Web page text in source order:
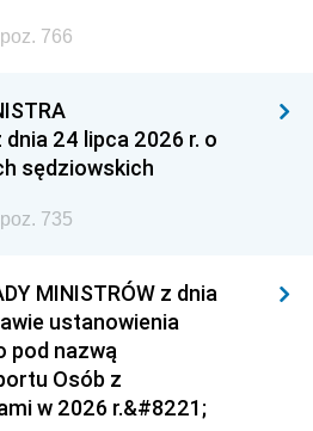
766
dnia 24 lipca 2026 r. o
sędziowskich
735
MINISTRÓW z dnia
ustanowienia
pod nazwą
Osób z
w 2026 r.&#8221;